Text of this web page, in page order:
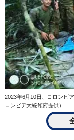
2023年6月10日、コロンビ
ロンビア大統領府提供）